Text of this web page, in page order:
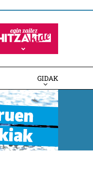
GIDAK